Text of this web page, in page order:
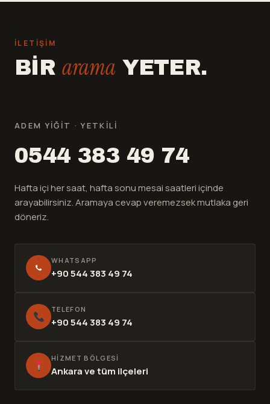
İLETIŞIM
BIRaramaYETER.
ADEM YIĞIT · YETKILI
0544 383 49 74
Hafta içi her saat, hafta sonu mesai saatleri içinde
arayabilirsiniz. Aramaya cevap veremezsek mutlaka geri
döneriz.
WHATSAPP
+90 544 383 49 74
TELEFON
+90 544 383 49 74
HIZMET BÖLGESI
Ankara ve tüm ilçeleri